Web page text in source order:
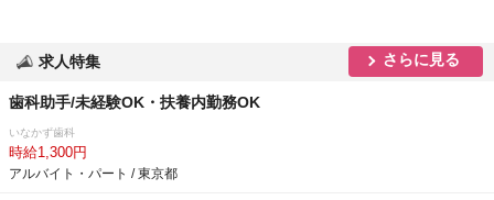
求人特集 さらに見る
歯科助手/未経験OK・扶養内勤務OK
いなかず歯科
時給1,300円
アルバイト・パート / 東京都